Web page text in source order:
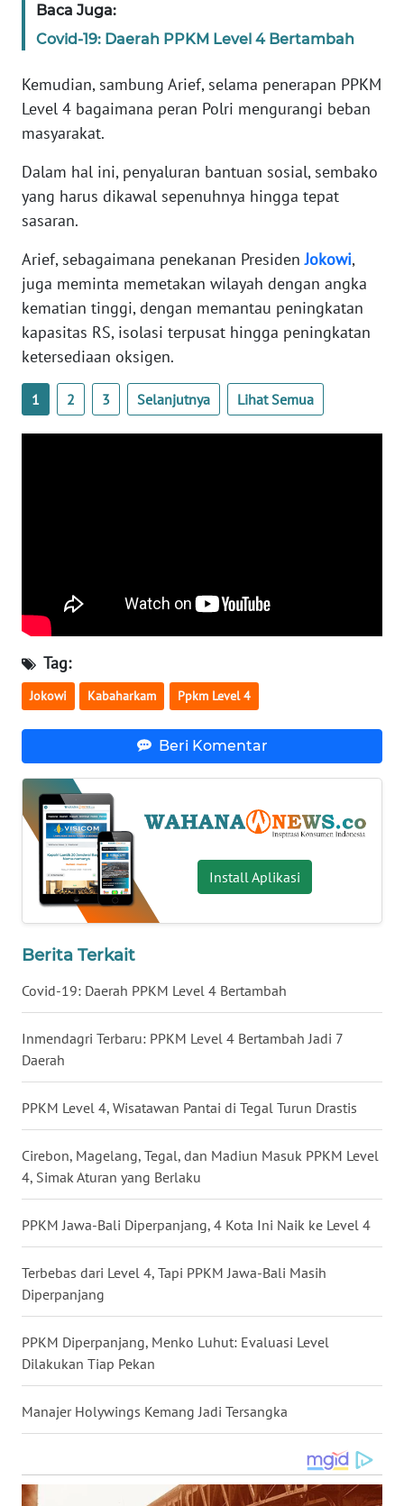
Baca Juga:
Covid-19: Daerah PPKM Level 4 Bertambah
Kemudian, sambung Arief, selama penerapan PPKM
Level 4 bagaimana peran Polri mengurangi beban
masyarakat.
Dalam hal ini, penyaluran bantuan sosial, sembako
yang harus dikawal sepenuhnya hingga tepat
sasaran.
Arief, sebagaimana penekanan PresidenJokowi,
juga meminta memetakan wilayah dengan angka
kematian tinggi, dengan memantau peningkatan
kapasitas RS, isolasi terpusat hingga peningkatan
ketersediaan oksigen.
1 2 3 Selanjutnya Lihat Semua
Tag:
Jokowi Kabaharkam Ppkm Level 4
Beri Komentar
Install Aplikasi
Berita Terkait
Covid-19: Daerah PPKM Level 4 Bertambah
Inmendagri Terbaru: PPKM Level 4 Bertambah Jadi 7
Daerah
PPKM Level 4, Wisatawan Pantai di Tegal Turun Drastis
Cirebon, Magelang, Tegal, dan Madiun Masuk PPKM Level
4, Simak Aturan yang Berlaku
PPKM Jawa-Bali Diperpanjang, 4 Kota Ini Naik ke Level 4
Terbebas dari Level 4, Tapi PPKM Jawa-Bali Masih
Diperpanjang
PPKM Diperpanjang, Menko Luhut: Evaluasi Level
Dilakukan Tiap Pekan
Manajer Holywings Kemang Jadi Tersangka
Wahana
WN
SUMUT
WN
JAKARTA
JABAR
WN
BANTEN
NTT
BARAT
WN
RIAU
WN
WN
JAMBI
WN
SULTRA
WN
NTB
WN
SULTENG
WN
SULBAR
WN
BABEL
WN
SUMSEL
BENGKULU
LAMPUNG
JATENG